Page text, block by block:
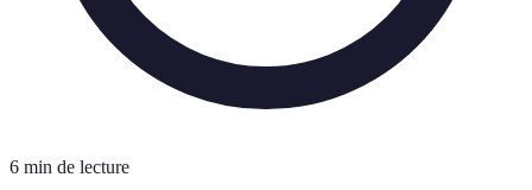
6 min de lecture